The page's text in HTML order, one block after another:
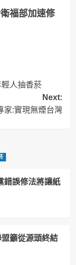
福部加速修
人抽香菸
Next:
家:實現無煙台灣
誤修法將讓紙
籲從源頭終結